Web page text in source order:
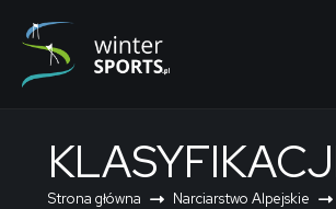
Strona główna Narciarstwo Alpejskie